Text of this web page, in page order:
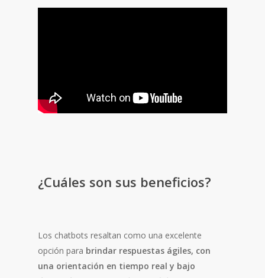
¿Cuáles son sus beneficios?
Los chatbots resaltan como una excelente
opción para brindar respuestas ágiles, con
una orientación en tiempo real y bajo